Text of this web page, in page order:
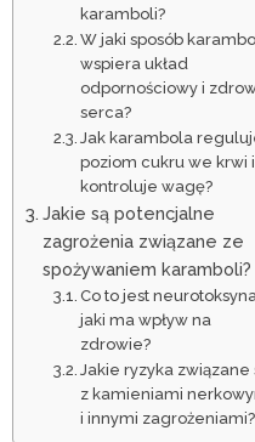
karamboli?
W jaki sposób
wspiera układ
odpornościowy i
serca?
Jak karambola
poziom cukru we krwi i
kontroluje wagę?
Jakie są potencjalne
zagrożenia związane ze
spożywaniem karamboli?
Co to jest
jaki ma wpływ na
zdrowie?
Jakie ryzyka związane
z kamieniami
i innymi zagrożeniami?